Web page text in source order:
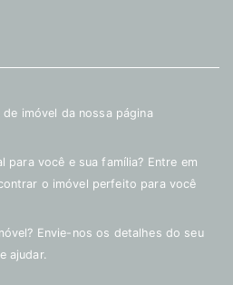
imóvel da nossa página
para você e sua família? Entre em
o imóvel perfeito para você
Envie-nos os detalhes do seu
ajudar.